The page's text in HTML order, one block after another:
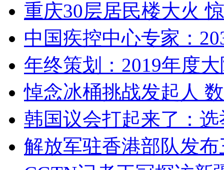
重庆30层居民楼大火
中国疾控中心专家：
年终策划：2019年度
悼念冰桶挑战发起人
韩国议会打起来了：
解放军驻香港部队发